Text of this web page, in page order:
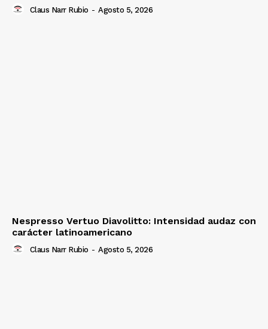
Claus Narr Rubio - Agosto 5, 2026
Nespresso Vertuo Diavolitto: Intensidad audaz con
carácter latinoamericano
Claus Narr Rubio - Agosto 5, 2026